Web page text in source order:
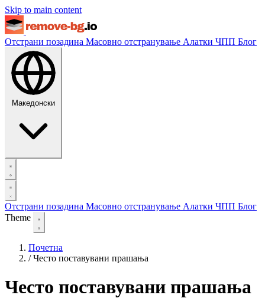
Skip to main content
Отстрани позадина Масовно отстранување Алатки ЧПП Блог
Македонски
Отстрани позадина Масовно отстранување Алатки ЧПП Блог
Theme
Почетна
/ Често поставувани прашања
Често поставувани прашања